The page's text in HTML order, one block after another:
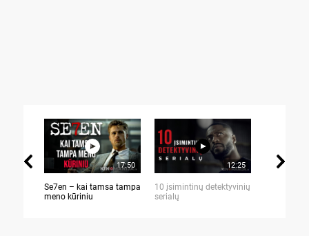
17:50
Se7en – kai tamsa tampa
meno kūriniu
12:25
10 įsimintinų detektyvinių
serialų